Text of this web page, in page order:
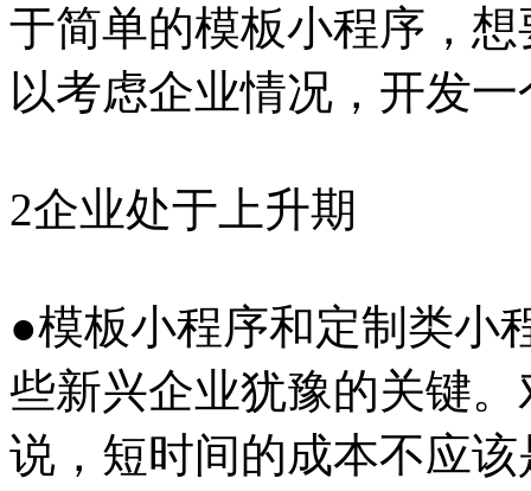
于简单的模板小程序，
以考虑企业情况，开发
2企业处于上升期
●模板小程序和定制类小
些新兴企业犹豫的关键
说，短时间的成本不应